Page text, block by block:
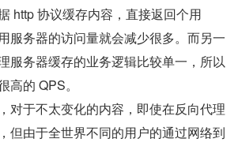
http 协议缓存内容，直接返回个用
服务器的访问量就会减少很多。而另一
服务器缓存的业务逻辑比较单一，所以
高的 QPS。
对于不太变化的内容，即使在反向代理
但由于全世界不同的用户的通过网络到